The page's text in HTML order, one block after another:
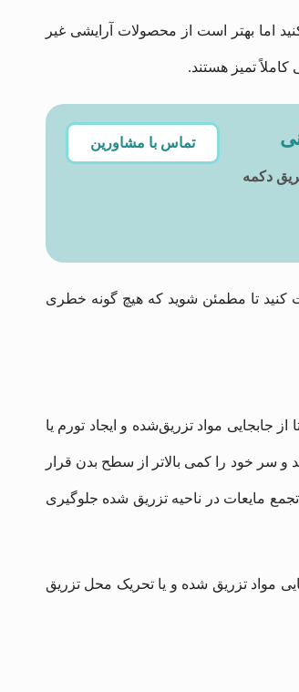
اما بهتر است از محصولات آرایشی غیر
تمیز هستند.
دکمه
تماس با مشاورین
کنید تا مطمئن شوید که هیچ گونه خطری
جابجایی مواد تزریق‌شده و ایجاد تورم یا
شود حداقل تا ۲ روز اول به پشت بخوابید و سر خود را کمی بالاتر از سطح بدن قرار
مایعات در ناحیه تزریق‌ شده جلوگیری
مواد تزریق‌ شده و یا تحریک محل تزریق